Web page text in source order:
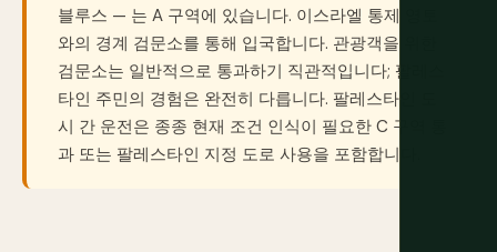
블루스 — 는 A 구역에 있습니다. 이스라엘 통제 영토
와의 경계 검문소를 통해 입국합니다. 관광객을 위한
검문소는 일반적으로 통과하기 직관적입니다; 팔레스
타인 주민의 경험은 완전히 다릅니다. 팔레스타인 도
시 간 운전은 종종 현재 조건 인식이 필요한 C 구역 통
과 또는 팔레스타인 지정 도로 사용을 포함합니다.